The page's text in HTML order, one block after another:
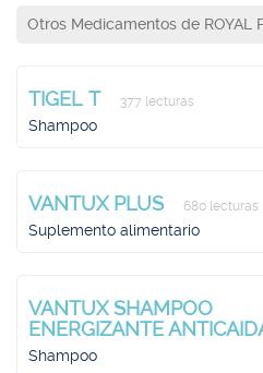
Otros Medicamentos de ROYAL
TIGEL T 377 lecturas
Shampoo
VANTUX PLUS 680 lecturas
Suplemento alimentario
VANTUX SHAMPOO
ENERGIZANTE
Shampoo